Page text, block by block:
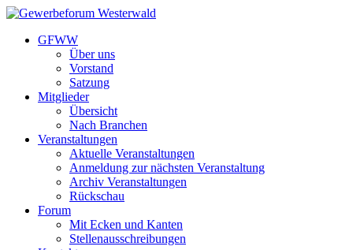
GFWW
Über uns
Vorstand
Satzung
Mitglieder
Übersicht
Nach Branchen
Veranstaltungen
Aktuelle Veranstaltungen
Anmeldung zur nächsten Veranstaltung
Archiv Veranstaltungen
Rückschau
Forum
Mit Ecken und Kanten
Stellenausschreibungen